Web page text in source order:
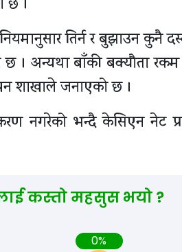
छ ।
तिर्न र बुझाउन कुनै
छ । अन्यथा बाँकी बक्यौता
शाखाले जनाएको छ ।
नगरेको भन्दै केसिएन नेट
कस्तो महसुस भयो ?
0%